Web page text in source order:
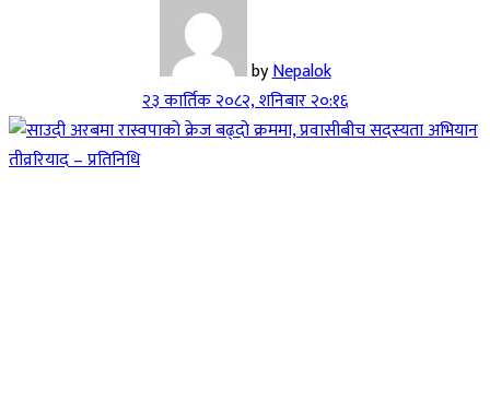
byNepalok
२३ कार्तिक २०८२, शनिबार २०:१६